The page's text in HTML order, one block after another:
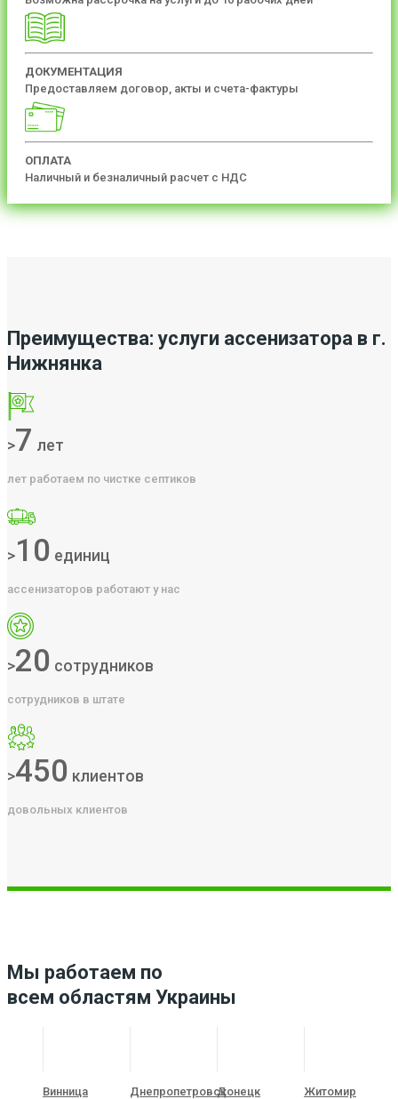
ДОКУМЕНТАЦИЯ
Предоставляем договор, акты и счета-фактуры
ОПЛАТА
Наличный и безналичный расчет с НДС
Преимущества: услуги ассенизатора в г.
Нижнянка
>7 лет
лет работаем по чистке септиков
>10 единиц
ассенизаторов работают у нас
>20 сотрудников
сотрудников в штате
>450 клиентов
довольных клиентов
Мы работаем по
всем областям Украины
Винница ДнепропетровскДонецк Житомир